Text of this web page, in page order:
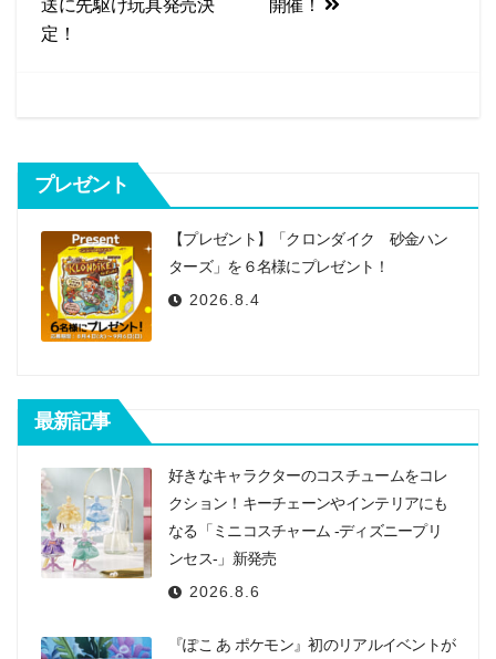
o
ビ
ゲ
ョ
ン
開催！
送に先駆け玩具発売決
定！
プレゼント
【プレゼント】「クロンダイク 砂金ハン
ターズ」を６名様にプレゼント！
2026.8.4
最新記事
好きなキャラクターのコスチュームをコレ
クション！キーチェーンやインテリアにも
なる「ミニコスチャーム -ディズニープリ
ンセス-」新発売
2026.8.6
『ぽこ あ ポケモン』初のリアルイベントが